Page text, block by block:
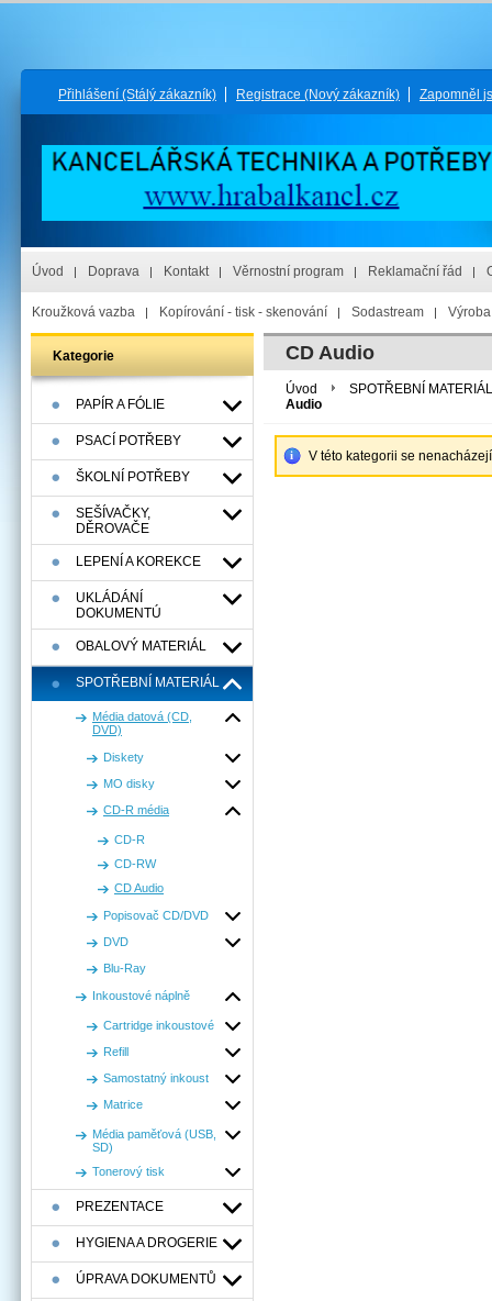
Přihlášení (Stálý zákazník) Registrace (Nový zákazník) Zapomněl
Úvod Doprava Kontakt Věrnostní program Reklamační řád
Kroužková vazba Kopírování - tisk - skenování Sodastream
Kategorie
PAPÍR A FÓLIE
PSACÍ POTŘEBY
ŠKOLNÍ POTŘEBY
SEŠÍVAČKY,
DĚROVAČE
LEPENÍ A KOREKCE
UKLÁDÁNÍ
DOKUMENTÚ
OBALOVÝ MATERIÁL
SPOTŘEBNÍ MATERIÁL
Média datová (CD,
DVD)
Diskety
MO disky
CD-R média
CD-R
CD-RW
CD Audio
Popisovač CD/DVD
DVD
Blu-Ray
Inkoustové náplně
Cartridge inkoustové
Refill
Samostatný inkoust
Matrice
Média paměťová (USB,
SD)
Tonerový tisk
PREZENTACE
HYGIENA A DROGERIE
ÚPRAVA DOKUMENTŮ
CD Audio
Úvod
SPOTŘEBNÍ MATERIÁL
Audio
V této kategorii se